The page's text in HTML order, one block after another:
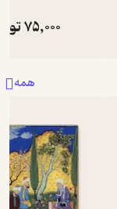
75,000
همه